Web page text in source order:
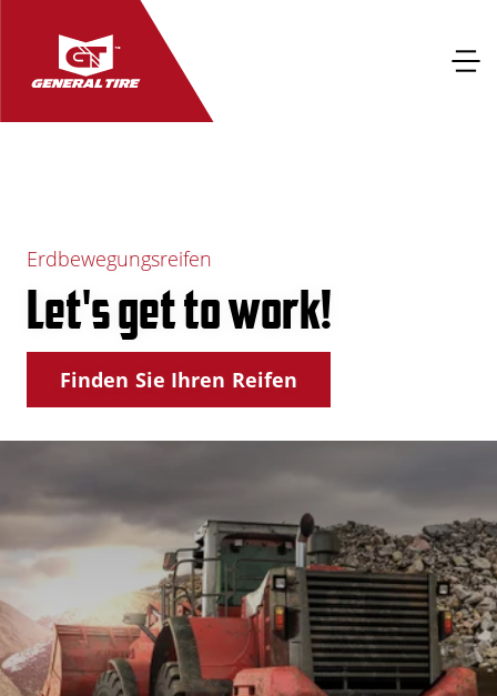
Erdbewegungsreifen
Let's get to work!
Finden Sie Ihren Reifen